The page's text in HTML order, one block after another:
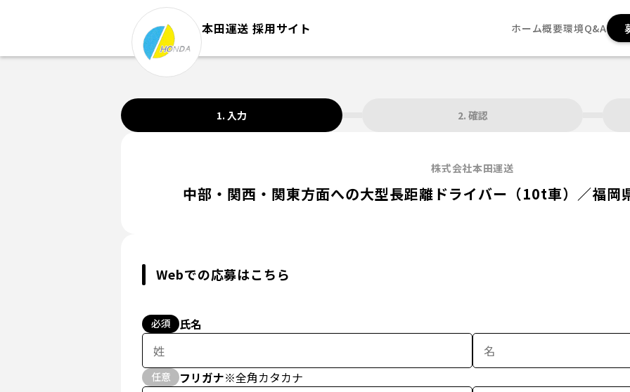
本田運送 採用サイト ホーム概要環境Q&A
1. 入力 2. 確認
株式会社本田運送
中部・関西・関東方面への大型長距離ドライバー（10t車）／福岡
Webでの応募はこちら
必須 氏名
任意 フリガナ※全角カタカナ